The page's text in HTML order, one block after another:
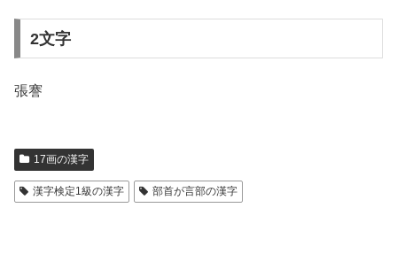
2文字
張謇
17画の漢字
漢字検定1級の漢字 部首が言部の漢字